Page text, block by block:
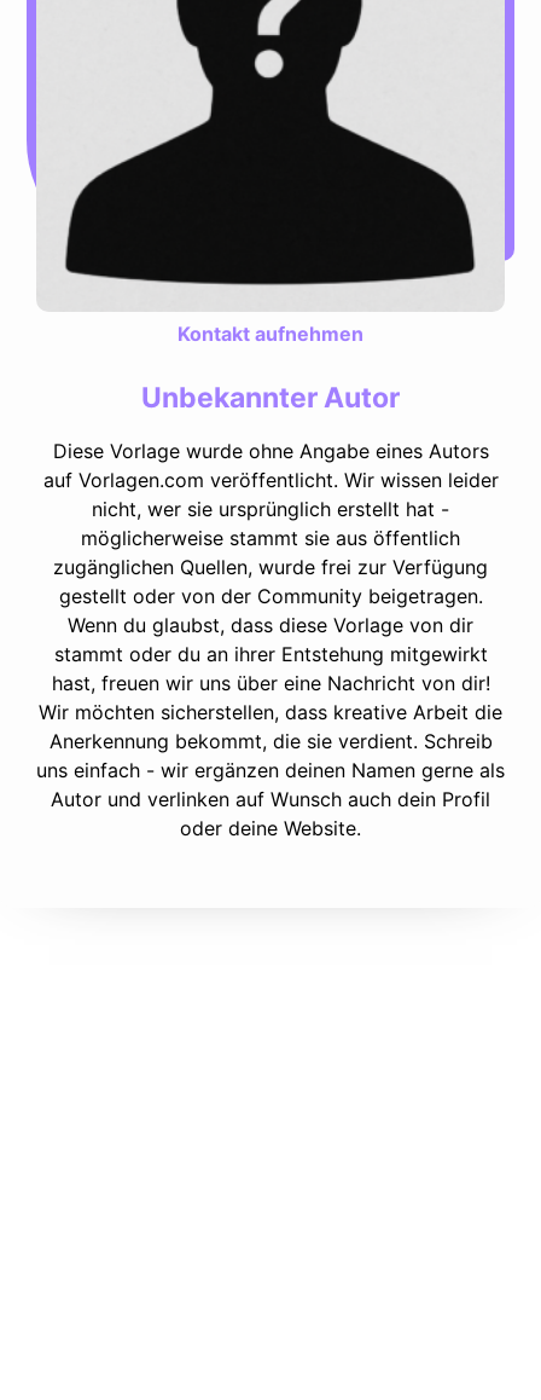
Kontakt aufnehmen
Unbekannter Autor
Diese Vorlage wurde ohne Angabe eines Autors
auf Vorlagen.com veröffentlicht. Wir wissen leider
nicht, wer sie ursprünglich erstellt hat -
möglicherweise stammt sie aus öffentlich
zugänglichen Quellen, wurde frei zur Verfügung
gestellt oder von der Community beigetragen.
Wenn du glaubst, dass diese Vorlage von dir
stammt oder du an ihrer Entstehung mitgewirkt
hast, freuen wir uns über eine Nachricht von dir!
Wir möchten sicherstellen, dass kreative Arbeit die
Anerkennung bekommt, die sie verdient. Schreib
uns einfach - wir ergänzen deinen Namen gerne als
Autor und verlinken auf Wunsch auch dein Profil
oder deine Website.